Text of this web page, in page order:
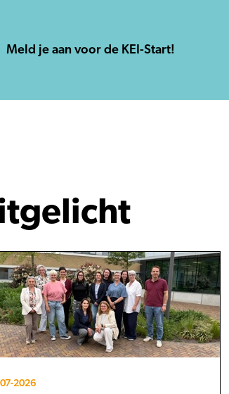
Meld je aan voor de KEI-Start!
2026